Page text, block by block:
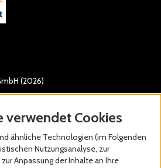
(2026)
verwendet Cookies
ähnliche Technologien (im Folgenden
Nutzungsanalyse, zur
Anpassung der Inhalte an Ihre